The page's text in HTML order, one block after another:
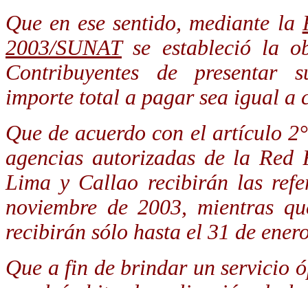
Que en ese sentido, mediante la
2003/SUNATse estableció la
Contribuyentes de presentar
importe total a pagar sea igual a
Que de acuerdo con el artículo
agencias autorizadas de la
Lima y Callao recibirán las
noviembre de 2003, mientras
recibirán sólo hasta el 31 de
Que a fin de brindar un servicio